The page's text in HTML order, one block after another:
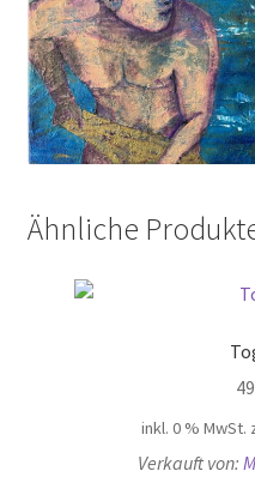
Ähnliche
inkl. 0 % MwSt.
Verkauft von: